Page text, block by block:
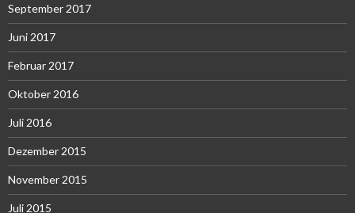
September 2017
Juni 2017
Februar 2017
Oktober 2016
Juli 2016
Dezember 2015
November 2015
Juli 2015